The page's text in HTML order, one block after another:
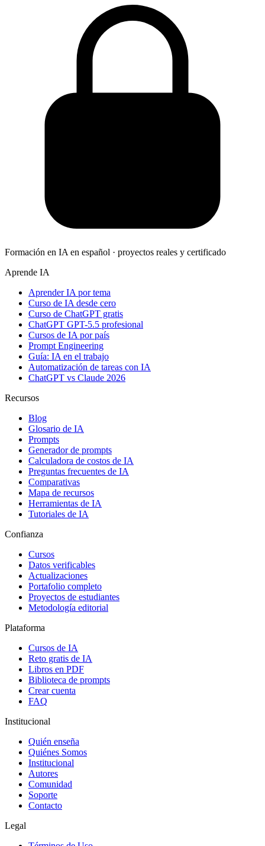
Formación en IA en español · proyectos reales y certificado
Aprende IA
Aprender IA por tema
Curso de IA desde cero
Curso de ChatGPT gratis
ChatGPT GPT-5.5 profesional
Cursos de IA por país
Prompt Engineering
Guía: IA en el trabajo
Automatización de tareas con IA
ChatGPT vs Claude 2026
Recursos
Blog
Glosario de IA
Prompts
Generador de prompts
Calculadora de costos de IA
Preguntas frecuentes de IA
Comparativas
Mapa de recursos
Herramientas de IA
Tutoriales de IA
Confianza
Cursos
Datos verificables
Actualizaciones
Portafolio completo
Proyectos de estudiantes
Metodología editorial
Plataforma
Cursos de IA
Reto gratis de IA
Libros en PDF
Biblioteca de prompts
Crear cuenta
FAQ
Institucional
Quién enseña
Quiénes Somos
Institucional
Autores
Comunidad
Soporte
Contacto
Legal